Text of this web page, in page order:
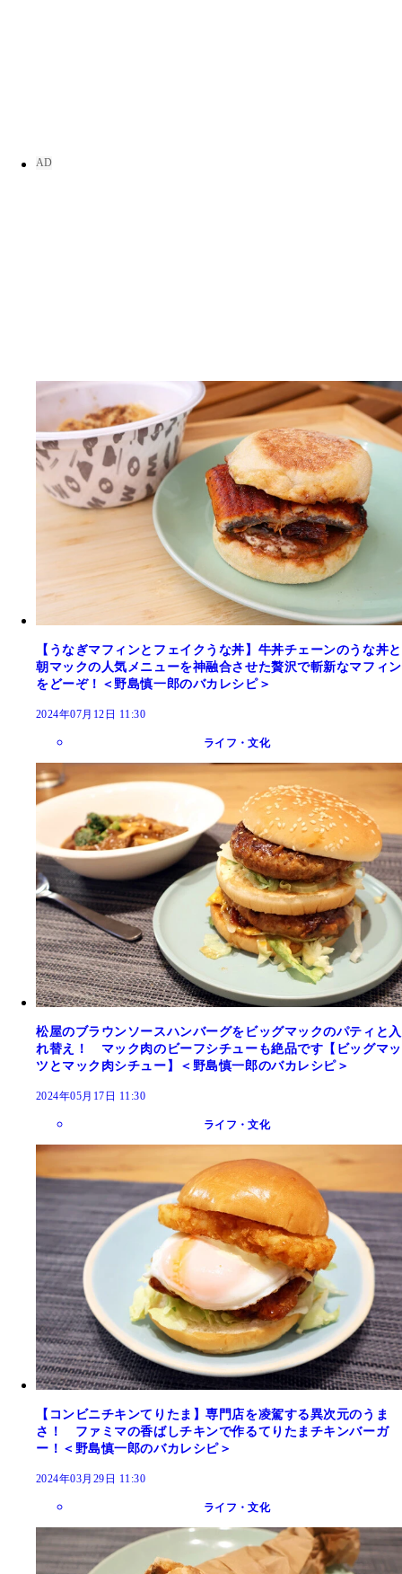
【うなぎマフィンとフェイクうな丼】牛丼チェーンのうな丼と
朝マックの人気メニューを神融合させた贅沢で斬新なマフィン
をどーぞ！＜野島慎一郎のバカレシピ＞
2024年07月12日 11:30
ライフ・文化
松屋のブラウンソースハンバーグをビッグマックのパティと入
れ替え！ マック肉のビーフシチューも絶品です【ビッグマッ
ツとマック肉シチュー】＜野島慎一郎のバカレシピ＞
2024年05月17日 11:30
ライフ・文化
【コンビニチキンてりたま】専門店を凌駕する異次元のうま
さ！ ファミマの香ばしチキンで作るてりたまチキンバーガ
ー！＜野島慎一郎のバカレシピ＞
2024年03月29日 11:30
ライフ・文化